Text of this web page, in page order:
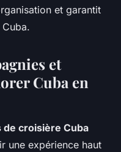
et garantit
et
Cuba en
de croisière Cuba
une expérience haut